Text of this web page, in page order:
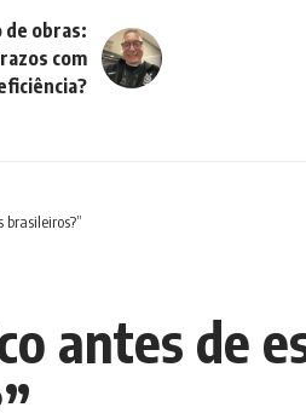
de obras:
com
antes de